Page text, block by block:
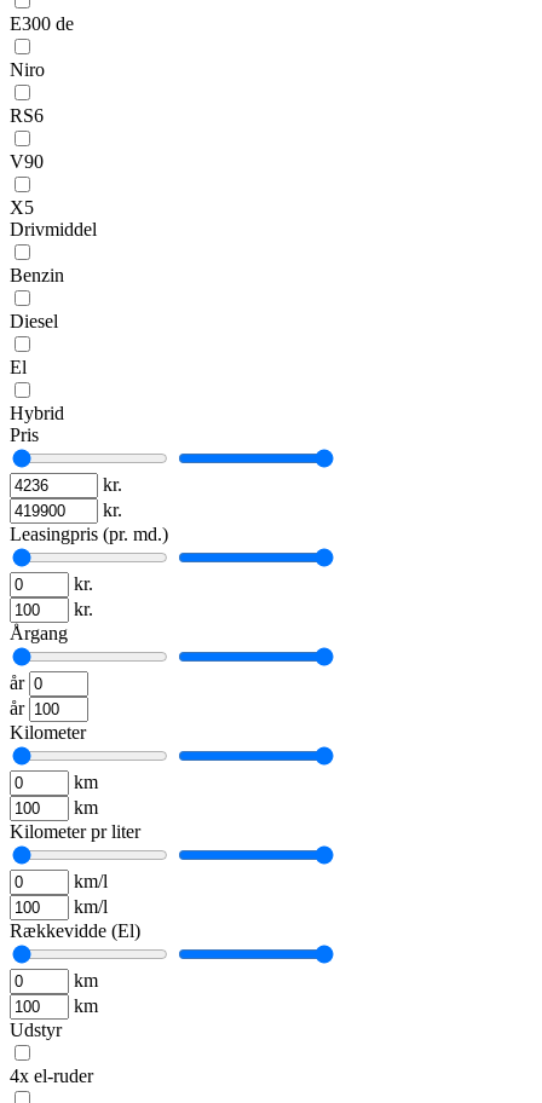
E300 de
Niro
RS6
V90
X5
Drivmiddel
Benzin
Diesel
El
Hybrid
Pris
kr.
kr.
Leasingpris (pr. md.)
kr.
kr.
Årgang
år
år
Kilometer
km
km
Kilometer pr liter
km/l
km/l
Rækkevidde (El)
km
km
Udstyr
4x el-ruder